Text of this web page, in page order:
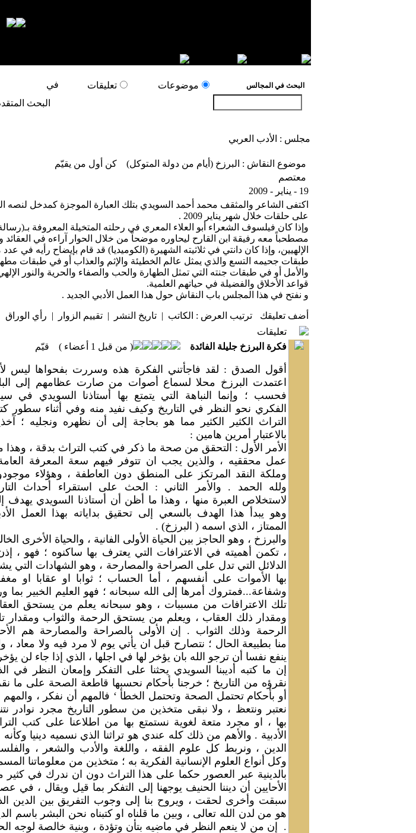
البحث في المجالس موضوعات تعليقات
في
البحث
مجلس : الأدب العربي
موضوع النقاش : البرزخ (أيام من دولة المتوكل) كن أول من يقيّم
معتصم
19 - يناير - 2009
اكتفى الشاعر والمثقف محمد أحمد السويدي بتلك العبارة الموجزة كمدخل لنصه
على حلقات خلال شهر يناير 2009 .
وإذا كان فيلسوف الشعراء أبو العلاء المعري في رحلته المتخيلة المعروفة
مصطحباً معه رفيقهَ ابن القارح ليحاوره موضحاً من خلال الحوار آراءه في العقائد
الإلهيين، وإذا كان دانتي في ثلاثيته الشهيرة (الكوميديا) قد قام بإيضاح رأيه في
طبقات جحيمه التسع والذي يمثل عالم الخطيئة والإثم والعذاب أو في طبقات
والأمل أو في طبقات جنته التي تمثل الطهارة والحب والصفاء والحرية والنور
قواعد الأخلاق والفضيلة في حياتهم العلمية.
و نفتح في هذا المجلس باب النقاش حول هذا العمل الأدبي الجديد .
أضف تعليقك ترتيب العرض : الكاتب | تاريخ النشر | تقييم الزوار | رأي الوراق
تعليقات
فكرة البرزخ جليلة الفائدة
( من قبل 1 أعضاء ) قيّم
أقول الصدق : لقد فاجأتني الفكرة هذه وسررت بفحواها ليس
اعتمدت البرزخ محلا لسماع أصوات من صارت عظامهم إلى
فحسب ؛ وإنما النباهة التي يتمتع بها أستاذنا السويدي في
الفكري نحو النظر في التاريخ وكيف نفيد منه وفي أثناء سطور
التراث الكثير الكثير مما هو بحاجة إلى أن نظهره ونجليه ؛
بالاعتبار أمرين هامين :
الأمر الأول : التحقق من صحة ما ذكر في كتب التراث بدقة ، وهذا
عمل محققيه ، والذين يجب ان تتوفر فيهم سعة المعرفة
وملكة النقد المرتكز على المنطق دون العاطفة ، وهؤلاء
ولله الحمد . والأمر الثاني : الحث على استقراء أحداث
لاستخلاص العبرة منها ، وهذا ما أظن أن أستاذنا السويدي يهدف
وهو يبدأ هذا الهدف بالسعي إلى تحقيق بداياته بهذا العمل
الممتاز ، الذي اسمه ( البرزخ) .
والبرزخ ، وهو الحاجز بين الحياة الأولى الفانية ، والحياة الأخرى
، تكمن أهميته في الاعترافات التي يعترف بها ساكنوه ؛ فهو ،
الدلائل التي تدل على الصراحة والمصارحة ، وهو الشهادات التي
بها الأموات على أنفسهم ، أما الحساب ؛ ثوابا او عقابا او
وشفاعة...فمتروك أمرها إلى الله سبحانه ؛ فهو العليم الخبير بما
تلك الاعترافات من مسببات ، وهو سبحانه يعلم من يستحق
ومقدار ذلك العقاب ، ويعلم من يستحق الرحمة والثواب ومقدار
الرحمة وذلك الثواب . إن الأولى بالصراحة والمصارحة هم
منا بطبيعة الحال ؛ نتصارح قبل ان يأتي يوم لا مرد فيه ولا معاد ،
ينفع نفسا أن ترجو الله بان يؤخر لها في اجلها ، الذي إذا جاء لن
إن ما كتبه أديبنا السويدي يحثنا على التفكر وإمعان النظر في
نقرؤه من التاريخ ؛ خرجنا بأحكام نحسبها قاطعة الصحة على ما
أو بأحكام تحتمل الصحة وتحتمل الخطأ ‘ فالمهم أن نفكر ، والمهم
نعتبر ونتعظ ، ولا نبقى متخذين من سطور التاريخ مجرد نوادر
بها ، او مجرد متعة لغوية نستمتع بها من اطلاعنا على كتب
الأدبية . والأهم من ذلك كله عندي هو تراثنا الذي نسميه دينيا
الدين ، ونربط كل علوم الفقه ، واللغة والأدب والشعر ،
وكل أنواع العلوم الإنسانية الفكرية به ؛ متخذين من معلوماتنا
بالدينية عبر العصور حكما على هذا التراث دون ان ندرك في كثير
الأحايين أن ديننا الحنيف يوجهنا إلى التفكر بما قيل ويقال ، في
سبقت وأخرى لحقت ، ويروح بنا إلى وجوب التفريق بين الدين
هو من لدن الله تعالى ، وبين ما قلناه او كتبناه نحن البشر باسم
.
إن من لا ينعم النظر في ماضيه بتأن وتؤدة ، وبنية خالصة لوجه